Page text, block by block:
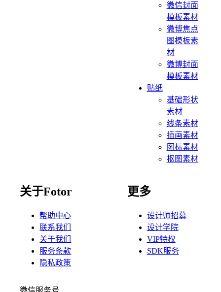
微信封面
模板素材
微博焦点
图模板素
材
微博封面
模板素材
贴纸
基础形状
素材
线条素材
插画素材
图标素材
抠图素材
关于Fotor
帮助中心
联系我们
关于我们
服务条款
隐私政策
更多
设计师招募
设计学院
VIP特权
SDK服务
微信服务号